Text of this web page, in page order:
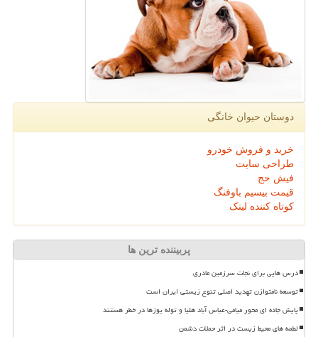
دوستان حیوان خانگی
خرید و فروش خودرو
طراحی سایت
فیش حج
قیمت بیسیم باوفنگ
کوتاه کننده لینک
پربیننده ترین ها
درس هایی برای نجات سرزمین مادری
توسعه نامتوازن تهدید اصلی تنوع زیستی ایران است
پایش جاده ای محور میامی-عباس آباد هلیا و توله یوزها در خطر هستند
لطمه های محیط زیست در اثر حملات دشمن